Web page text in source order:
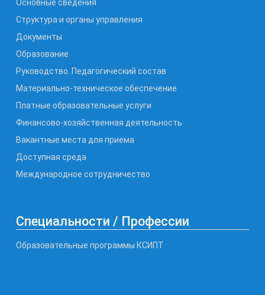
Основные сведения
Структура и органы управления
Документы
Образование
Руководство. Педагогический состав
Материально-техническое обеспечение
Платные образовательные услуги
Финансово-хозяйственная деятельность
Вакантные места для приема
Доступная среда
Международное сотрудничество
Специальности / Профессии
Образовательные программы КСИПТ